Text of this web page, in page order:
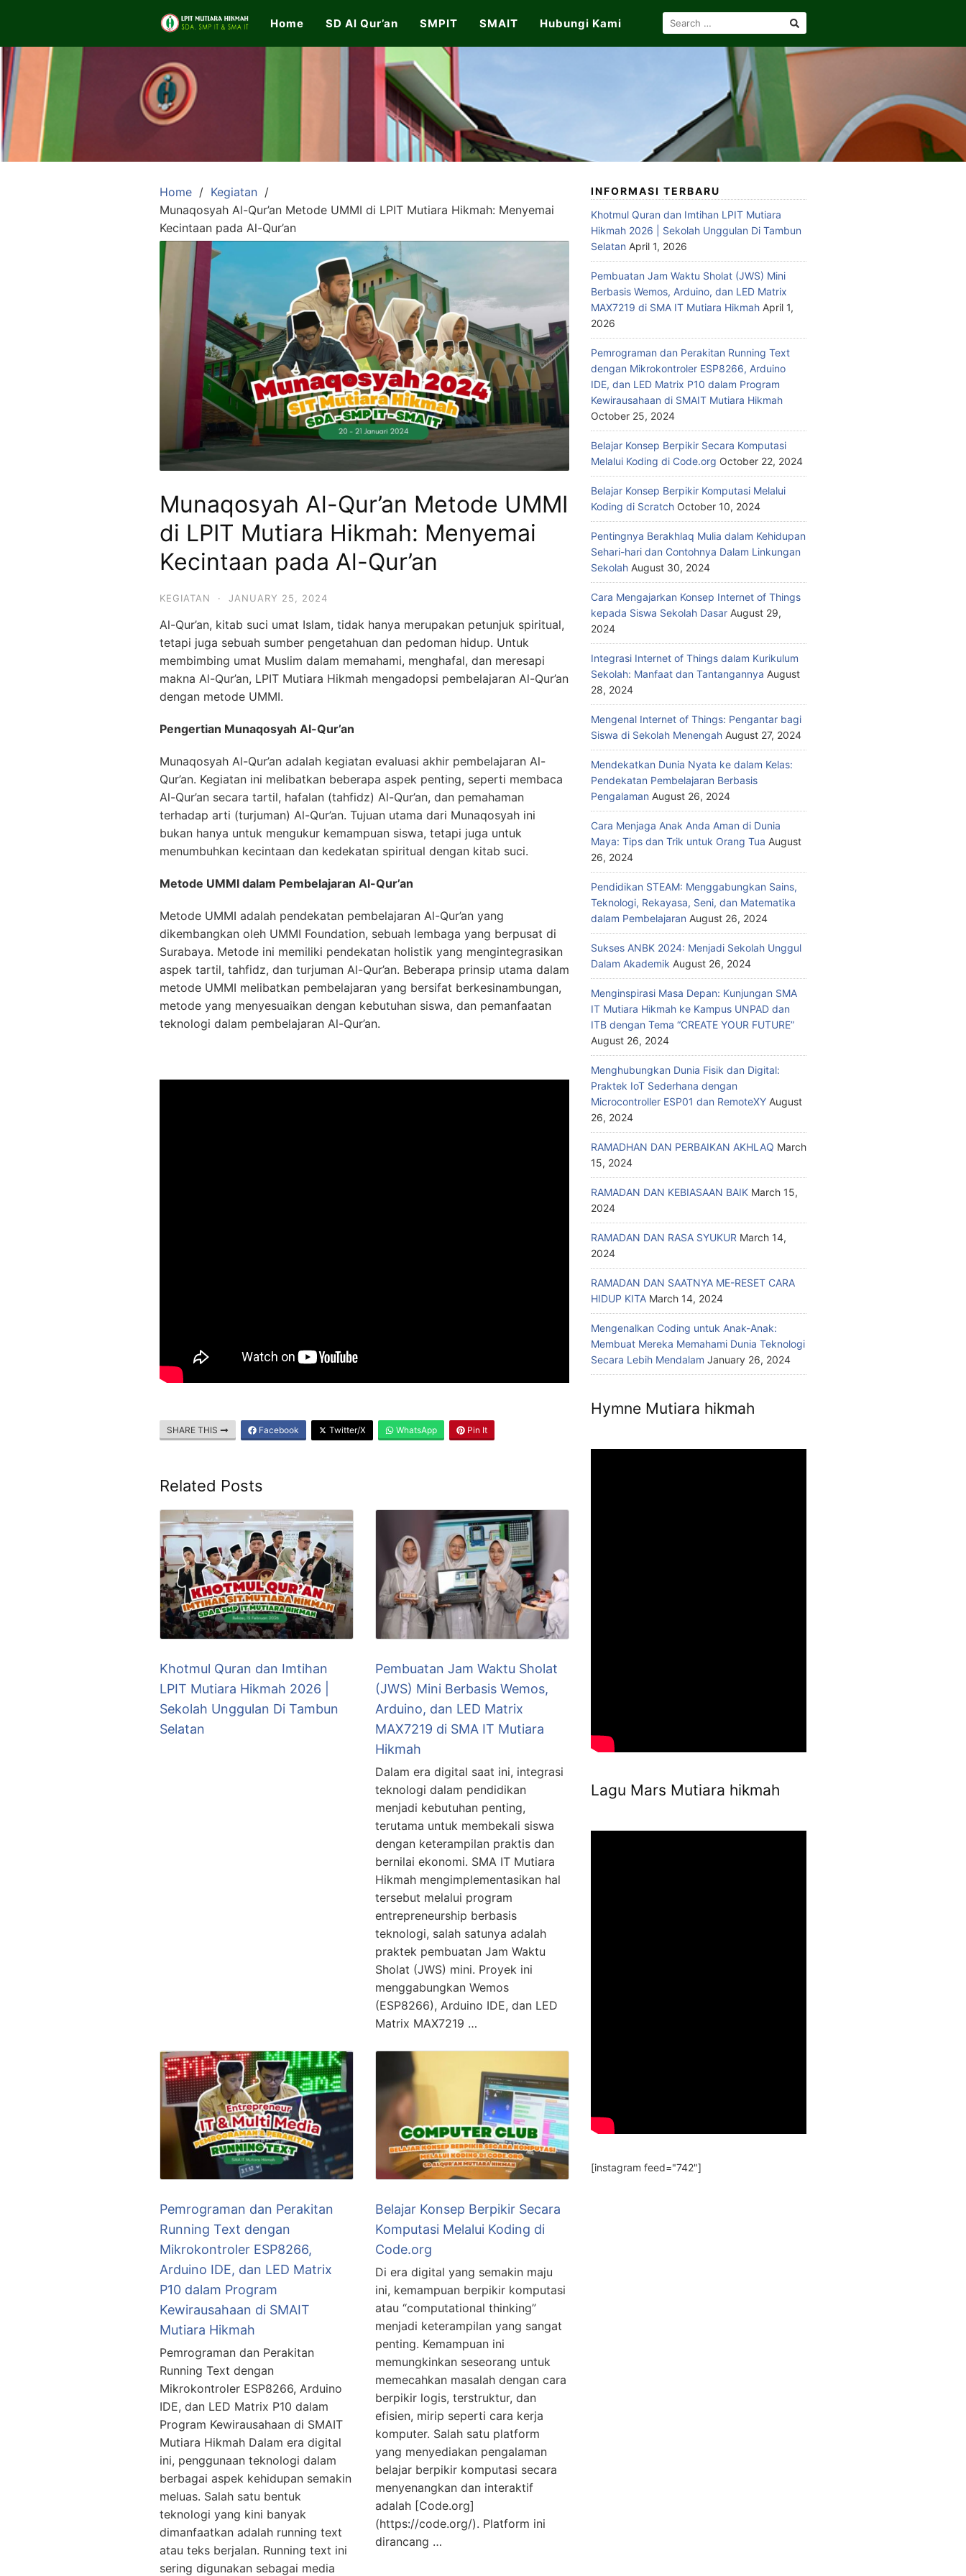
content
Home SD Al Qur’an SMPIT SMAIT Hubungi Kami
SEARCH
FOR:
LPIT
Mutiara
Hikmah
Official
Website
SDA,
SMPIT,
SMAIT
Mutiara
Hikmah
Home
Kegiatan
Munaqosyah Al-Qur’an Metode UMMI di LPIT Mutiara Hikmah: Menyemai
Kecintaan pada Al-Qur’an
Munaqosyah Al-Qur’an Metode UMMI
di LPIT Mutiara Hikmah: Menyemai
Kecintaan pada Al-Qur’an
KEGIATAN · JANUARY 25, 2024
Al-Qur’an, kitab suci umat Islam, tidak hanya merupakan petunjuk spiritual,
tetapi juga sebuah sumber pengetahuan dan pedoman hidup. Untuk
membimbing umat Muslim dalam memahami, menghafal, dan meresapi
makna Al-Qur’an, LPIT Mutiara Hikmah mengadopsi pembelajaran Al-Qur’an
dengan metode UMMI.
Pengertian Munaqosyah Al-Qur’an
Munaqosyah Al-Qur’an adalah kegiatan evaluasi akhir pembelajaran Al-
Qur’an. Kegiatan ini melibatkan beberapa aspek penting, seperti membaca
Al-Qur’an secara tartil, hafalan (tahfidz) Al-Qur’an, dan pemahaman
terhadap arti (turjuman) Al-Qur’an. Tujuan utama dari Munaqosyah ini
bukan hanya untuk mengukur kemampuan siswa, tetapi juga untuk
menumbuhkan kecintaan dan kedekatan spiritual dengan kitab suci.
Metode UMMI dalam Pembelajaran Al-Qur’an
Metode UMMI adalah pendekatan pembelajaran Al-Qur’an yang
dikembangkan oleh UMMI Foundation, sebuah lembaga yang berpusat di
Surabaya. Metode ini memiliki pendekatan holistik yang mengintegrasikan
aspek tartil, tahfidz, dan turjuman Al-Qur’an. Beberapa prinsip utama dalam
metode UMMI melibatkan pembelajaran yang bersifat berkesinambungan,
metode yang menyesuaikan dengan kebutuhan siswa, dan pemanfaatan
teknologi dalam pembelajaran Al-Qur’an.
SHARE THIS Facebook Twitter/X WhatsApp Pin It
Related Posts
Khotmul Quran dan Imtihan
LPIT Mutiara Hikmah 2026 |
Sekolah Unggulan Di Tambun
Selatan
Pembuatan Jam Waktu Sholat
(JWS) Mini Berbasis Wemos,
Arduino, dan LED Matrix
MAX7219 di SMA IT Mutiara
Hikmah
Dalam era digital saat ini, integrasi
teknologi dalam pendidikan
menjadi kebutuhan penting,
terutama untuk membekali siswa
dengan keterampilan praktis dan
bernilai ekonomi. SMA IT Mutiara
Hikmah mengimplementasikan hal
tersebut melalui program
entrepreneurship berbasis
teknologi, salah satunya adalah
praktek pembuatan Jam Waktu
Sholat (JWS) mini. Proyek ini
menggabungkan Wemos
(ESP8266), Arduino IDE, dan LED
Matrix MAX7219 …
Pemrograman dan Perakitan
Running Text dengan
Mikrokontroler ESP8266,
Arduino IDE, dan LED Matrix
P10 dalam Program
Kewirausahaan di SMAIT
Mutiara Hikmah
Pemrograman dan Perakitan
Running Text dengan
Mikrokontroler ESP8266, Arduino
IDE, dan LED Matrix P10 dalam
Program Kewirausahaan di SMAIT
Mutiara Hikmah Dalam era digital
ini, penggunaan teknologi dalam
berbagai aspek kehidupan semakin
meluas. Salah satu bentuk
teknologi yang kini banyak
dimanfaatkan adalah running text
atau teks berjalan. Running text ini
sering digunakan sebagai media
Belajar Konsep Berpikir Secara
Komputasi Melalui Koding di
Code.org
Di era digital yang semakin maju
ini, kemampuan berpikir komputasi
atau “computational thinking”
menjadi keterampilan yang sangat
penting. Kemampuan ini
memungkinkan seseorang untuk
memecahkan masalah dengan cara
berpikir logis, terstruktur, dan
efisien, mirip seperti cara kerja
komputer. Salah satu platform
yang menyediakan pengalaman
belajar berpikir komputasi secara
menyenangkan dan interaktif
adalah [Code.org]
(https://code.org/). Platform ini
dirancang …
INFORMASI TERBARU
Khotmul Quran dan Imtihan LPIT Mutiara
Hikmah 2026 | Sekolah Unggulan Di Tambun
Selatan April 1, 2026
Pembuatan Jam Waktu Sholat (JWS) Mini
Berbasis Wemos, Arduino, dan LED Matrix
MAX7219 di SMA IT Mutiara Hikmah April 1,
2026
Pemrograman dan Perakitan Running Text
dengan Mikrokontroler ESP8266, Arduino
IDE, dan LED Matrix P10 dalam Program
Kewirausahaan di SMAIT Mutiara Hikmah
October 25, 2024
Belajar Konsep Berpikir Secara Komputasi
Melalui Koding di Code.org October 22, 2024
Belajar Konsep Berpikir Komputasi Melalui
Koding di Scratch October 10, 2024
Pentingnya Berakhlaq Mulia dalam Kehidupan
Sehari-hari dan Contohnya Dalam Linkungan
Sekolah August 30, 2024
Cara Mengajarkan Konsep Internet of Things
kepada Siswa Sekolah Dasar August 29,
2024
Integrasi Internet of Things dalam Kurikulum
Sekolah: Manfaat dan Tantangannya August
28, 2024
Mengenal Internet of Things: Pengantar bagi
Siswa di Sekolah Menengah August 27, 2024
Mendekatkan Dunia Nyata ke dalam Kelas:
Pendekatan Pembelajaran Berbasis
Pengalaman August 26, 2024
Cara Menjaga Anak Anda Aman di Dunia
Maya: Tips dan Trik untuk Orang Tua August
26, 2024
Pendidikan STEAM: Menggabungkan Sains,
Teknologi, Rekayasa, Seni, dan Matematika
dalam Pembelajaran August 26, 2024
Sukses ANBK 2024: Menjadi Sekolah Unggul
Dalam Akademik August 26, 2024
Menginspirasi Masa Depan: Kunjungan SMA
IT Mutiara Hikmah ke Kampus UNPAD dan
ITB dengan Tema “CREATE YOUR FUTURE”
August 26, 2024
Menghubungkan Dunia Fisik dan Digital:
Praktek IoT Sederhana dengan
Microcontroller ESP01 dan RemoteXY August
26, 2024
RAMADHAN DAN PERBAIKAN AKHLAQ March
15, 2024
RAMADAN DAN KEBIASAAN BAIK March 15,
2024
RAMADAN DAN RASA SYUKUR March 14,
2024
RAMADAN DAN SAATNYA ME-RESET CARA
HIDUP KITA March 14, 2024
Mengenalkan Coding untuk Anak-Anak:
Membuat Mereka Memahami Dunia Teknologi
Secara Lebih Mendalam January 26, 2024
Hymne Mutiara hikmah
Lagu Mars Mutiara hikmah
[instagram feed="742"]